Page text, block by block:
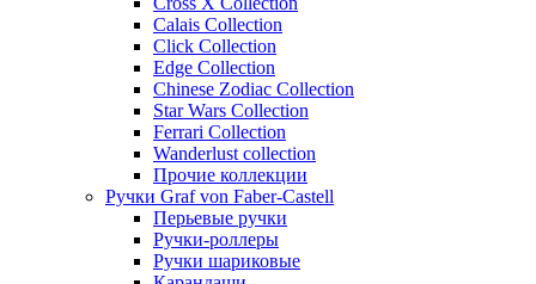
Calais Collection
Click Collection
Edge Collection
Chinese Zodiac Collection
Star Wars Collection
Ferrari Collection
Wanderlust collection
Прочие коллекции
Ручки Graf von Faber-Castell
Перьевые ручки
Ручки-роллеры
Ручки шариковые